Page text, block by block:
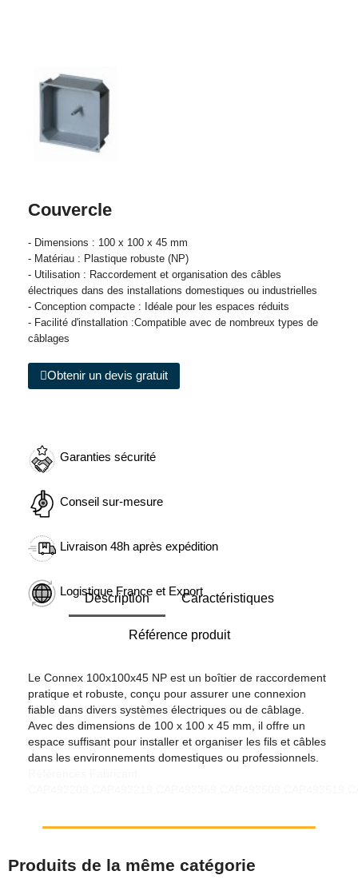
Couvercle
- Dimensions : 100 x 100 x 45 mm
- Matériau : Plastique robuste (NP)
- Utilisation : Raccordement et organisation des câbles
électriques dans des installations domestiques ou industrielles
- Conception compacte : Idéale pour les espaces réduits
- Facilité d'installation :Compatible avec de nombreux types de
câblages
Obtenir un devis gratuit
Garanties sécurité
Conseil sur-mesure
Livraison 48h après expédition
Logistique France et Export
Description Caractéristiques
Référence produit
Le Connex 100x100x45 NP est un boîtier de raccordement
pratique et robuste, conçu pour assurer une connexion
fiable dans divers systèmes électriques ou de câblage.
Avec des dimensions de 100 x 100 x 45 mm, il offre un
espace suffisant pour installer et organiser les fils et câbles
dans les environnements domestiques ou professionnels.
Produits de la même catégorie